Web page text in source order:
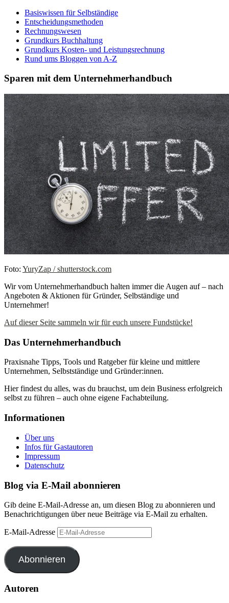
Basiswissen für Selbständige
Entscheidungsmethoden
Rechnungswesen
Grundkurs Buchhaltung
Grundkurs Kosten- und Leistungsrechnung
Rund ums Bloggen von A-Z
Sparen mit dem Unternehmerhandbuch
Foto: YuryZap / shutterstock.com
Wir vom Unternehmerhandbuch halten immer die Augen auf – nach
Angeboten & Aktionen für Gründer, Selbständige und
Unternehmer!
Auf dieser Seite sammeln wir für euch unsere Fundstücke!
Das Unternehmerhandbuch
Praxisnahe Tipps, Tools und Ratgeber für kleine und mittlere
Unternehmen, Selbstständige und Gründer:innen.
Hier findest du alles, was du brauchst, um dein Business erfolgreich
selbst zu führen – auch ohne eigene Fachabteilung.
Informationen
Über uns
Infos für Gastautoren
Impressum
Datenschutz
Blog via E-Mail abonnieren
Gib deine E-Mail-Adresse an, um diesen Blog zu abonnieren und
Benachrichtigungen über neue Beiträge via E-Mail zu erhalten.
E-Mail-Adresse
Abonnieren
Autoren